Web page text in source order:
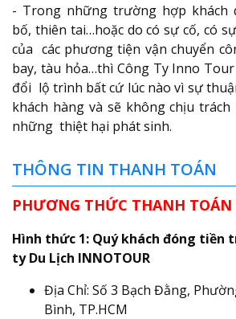
- Trong những trường hợp khách
bố, thiên tai…hoặc do có sự cố, có
của các phương tiện vận chuyển
bay, tàu hỏa…thì Công Ty Inno
đổi lộ trình bất cứ lúc nào vì sự
khách hàng và sẽ không chịu
những thiệt hại phát sinh.
THÔNG TIN THANH TOÁN
PHƯƠNG THỨC THANH TOÁN
Hình thức 1: Quý khách đóng tiền
ty Du Lịch INNOTOUR
Địa Chỉ: Số 3 Bạch Đằng,
Bình, TP.HCM